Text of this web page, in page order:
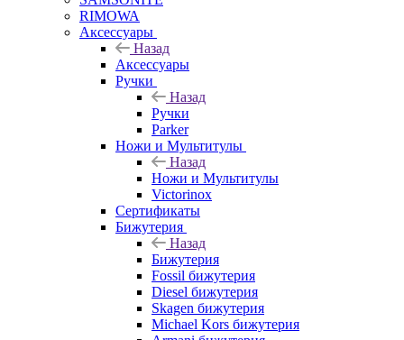
RIMOWA
Аксессуары
Назад
Аксессуары
Ручки
Назад
Ручки
Parker
Ножи и Мультитулы
Назад
Ножи и Мультитулы
Victorinox
Сертификаты
Бижутерия
Назад
Бижутерия
Fossil бижутерия
Diesel бижутерия
Skagen бижутерия
Michael Kors бижутерия